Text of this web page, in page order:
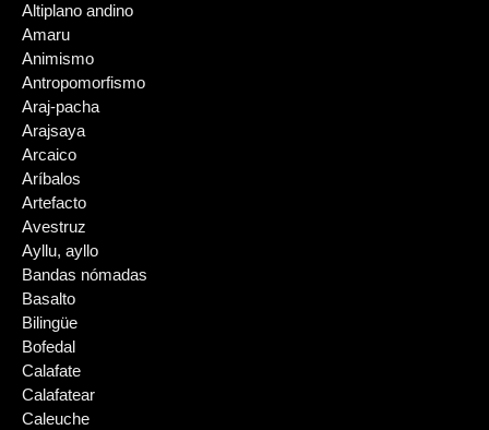
Altiplano andino
Amaru
Animismo
Antropomorfismo
Araj-pacha
Arajsaya
Arcaico
Aríbalos
Artefacto
Avestruz
Ayllu, ayllo
Bandas nómadas
Basalto
Bilingüe
Bofedal
Calafate
Calafatear
Caleuche